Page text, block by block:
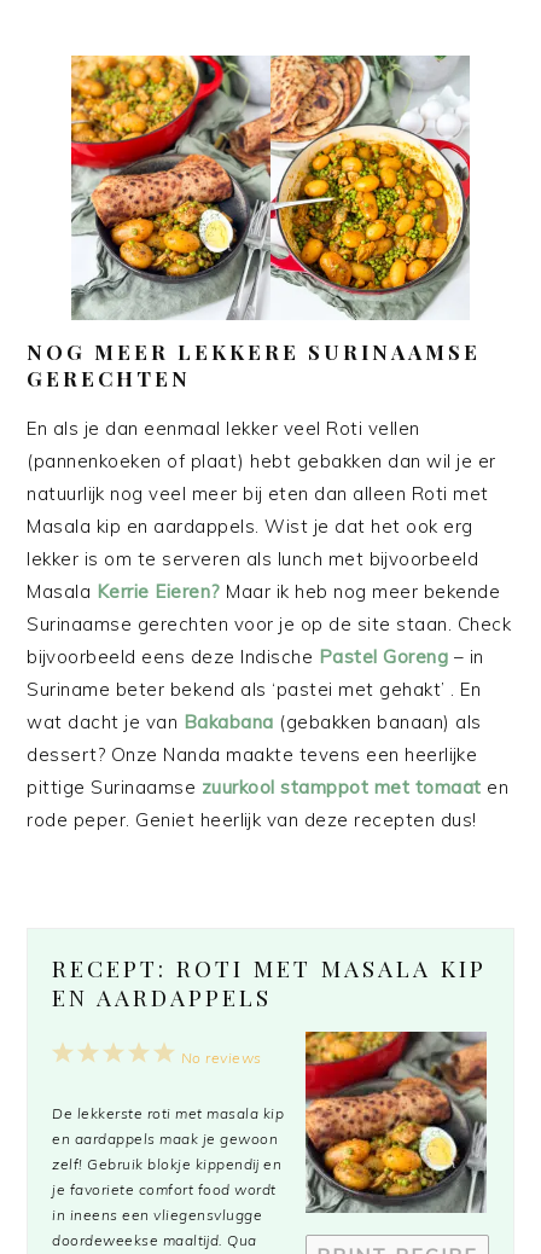
NOG MEER LEKKERE SURINAAMSE
GERECHTEN
En als je dan eenmaal lekker veel Roti vellen
(pannenkoeken of plaat) hebt gebakken dan wil je er
natuurlijk nog veel meer bij eten dan alleen Roti met
Masala kip en aardappels. Wist je dat het ook erg
lekker is om te serveren als lunch met bijvoorbeeld
Masala Kerrie Eieren? Maar ik heb nog meer bekende
Surinaamse gerechten voor je op de site staan. Check
bijvoorbeeld eens deze Indische Pastel Goreng – in
Suriname beter bekend als ‘pastei met gehakt’ . En
wat dacht je van Bakabana (gebakken banaan) als
dessert? Onze Nanda maakte tevens een heerlijke
pittige Surinaamse zuurkool stamppot met tomaat en
rode peper. Geniet heerlijk van deze recepten dus!
RECEPT: ROTI MET MASALA KIP
EN AARDAPPELS
5
4
3
2
1
No reviews
De lekkerste roti met masala kip
en aardappels maak je gewoon
zelf! Gebruik blokje kippendij en
je favoriete comfort food wordt
in ineens een vliegensvlugge
doordeweekse maaltijd. Qua